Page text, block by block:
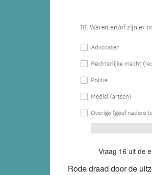
Vraag 16 uit de
Rode draad door de